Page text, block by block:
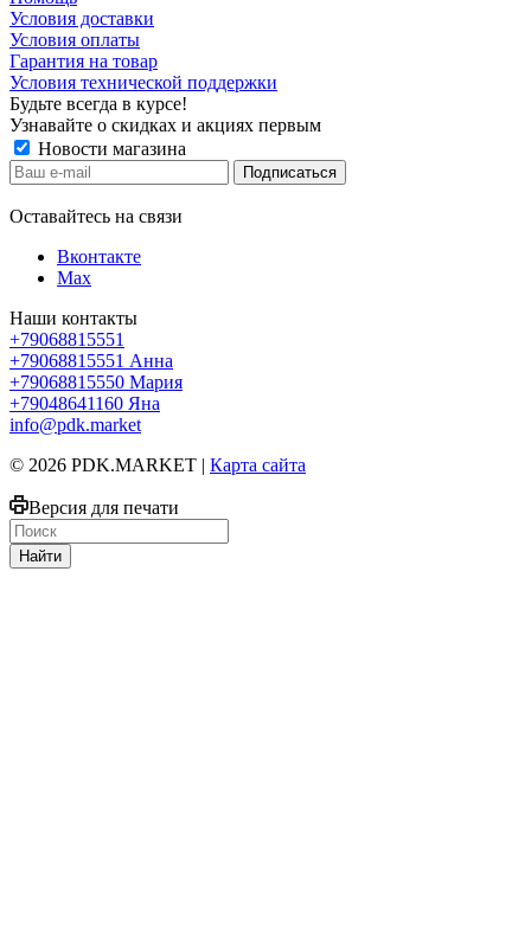
Условия доставки
Условия оплаты
Гарантия на товар
Условия технической поддержки
Будьте всегда в курсе!
Узнавайте о скидках и акциях первым
Новости магазина
Оставайтесь на связи
Вконтакте
Max
Наши контакты
+79068815551
+79068815551 Анна
+79068815550 Мария
+79048641160 Яна
info@pdk.market
© 2026 PDK.MARKET | Карта сайта
Версия для печати
Найти